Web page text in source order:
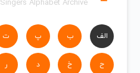
الف ب پ ت
ح خ د ر